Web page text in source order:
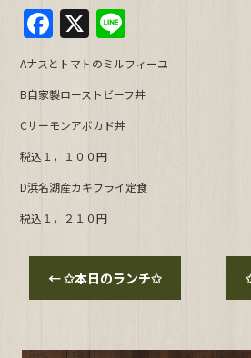
F
a
c
e
b
o
o
k
X
n
e
Aナスとトマトのミルフィーユ
B自家製ローストビーフ丼
Cサーモンアボカド丼
税込１，１００円
D浜名湖産カキフライ定食
税込１，２１０円
←✩本日のランチ✩